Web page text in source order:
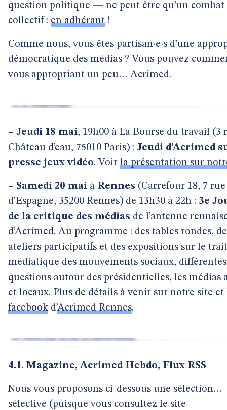
question politique — ne peut être qu’un combat
collectif : en adhérant !
Comme nous, vous êtes partisan·e·s d’une
démocratique des médias ? Vous pouvez
vous appropriant un peu… Acrimed.
– Jeudi 18 mai, 19h00 à La Bourse du travail (3
Château d’eau, 75010 Paris) : Jeudi d’Acrimed
presse jeux vidéo. Voir la présentation sur
– Samedi 20 mai à Rennes (Carrefour 18, 7 rue
d’Espagne, 35200 Rennes) de 13h30 à 22h : 3e
de la critique des médias de l’antenne
d’Acrimed. Au programme : des tables rondes,
ateliers participatifs et des expositions sur le
médiatique des mouvements sociaux, différentes
questions autour des présidentielles, les médias
et locaux. Plus de détails à venir sur notre site
facebook d’Acrimed Rennes.
4.1. Magazine, Acrimed Hebdo, Flux RSS
Nous vous proposons ci-dessous une sélection…
sélective (puisque vous consultez le site